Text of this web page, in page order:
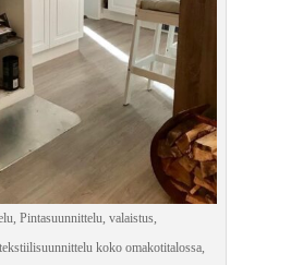
Pintasuunnittelu, valaistus,
koko omakotitalossa,